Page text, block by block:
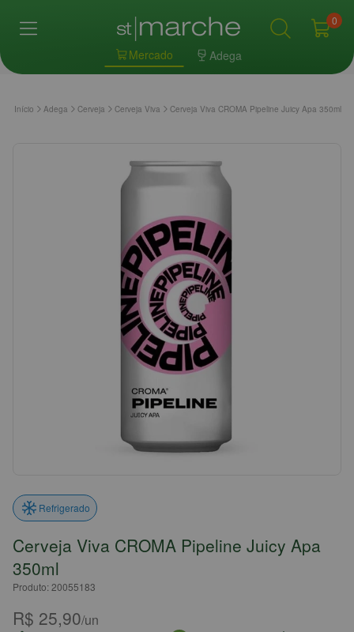
Mercado Adega
0
Início Adega Cerveja Cerveja Viva Cerveja Viva CROMA Pipeline Juicy Apa 350ml
Refrigerado
Cerveja Viva CROMA Pipeline Juicy Apa
350ml
Produto: 20055183
R$ 25,90/un